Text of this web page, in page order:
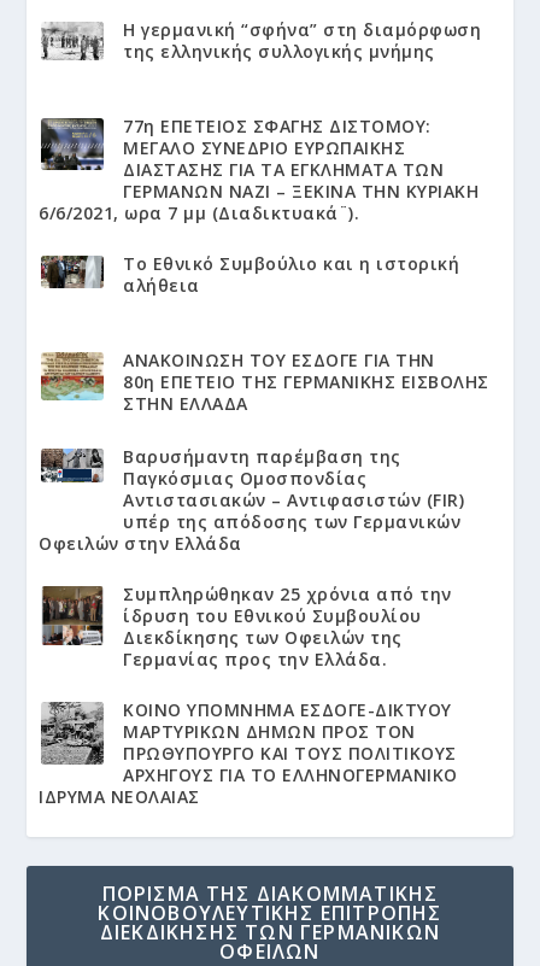
Η γερμανική “σφήνα” στη διαμόρφωση
της ελληνικής συλλογικής μνήμης
77η ΕΠΕΤΕΙΟΣ ΣΦΑΓΗΣ ΔΙΣΤΟΜΟΥ:
ΜΕΓΑΛΟ ΣΥΝΕΔΡΙΟ ΕΥΡΩΠΑΙΚΗΣ
ΔΙΑΣΤΑΣΗΣ ΓΙΑ ΤΑ ΕΓΚΛΗΜΑΤΑ ΤΩΝ
ΓΕΡΜΑΝΩΝ ΝΑΖΙ – ΞΕΚΙΝΑ ΤΗΝ ΚΥΡΙΑΚΗ
6/6/2021, ωρα 7 μμ (Διαδικτυακά¨).
Το Εθνικό Συμβούλιο και η ιστορική
αλήθεια
ΑΝΑΚΟΙΝΩΣΗ ΤΟΥ ΕΣΔΟΓΕ ΓΙΑ ΤΗΝ
80η ΕΠΕΤΕΙΟ ΤΗΣ ΓΕΡΜΑΝΙΚΗΣ ΕΙΣΒΟΛΗΣ
ΣΤΗΝ ΕΛΛΑΔΑ
Βαρυσήμαντη παρέμβαση της
Παγκόσμιας Ομοσπονδίας
Αντιστασιακών – Αντιφασιστών (FIR)
υπέρ της απόδοσης των Γερμανικών
Οφειλών στην Ελλάδα
Συμπληρώθηκαν 25 χρόνια από την
ίδρυση του Εθνικού Συμβουλίου
Διεκδίκησης των Οφειλών της
Γερμανίας προς την Ελλάδα.
KΟΙΝΟ ΥΠΟΜΝΗΜΑ ΕΣΔΟΓΕ-ΔΙΚΤΥΟΥ
ΜΑΡΤΥΡΙΚΩΝ ΔΗΜΩΝ ΠΡΟΣ ΤΟΝ
ΠΡΩΘΥΠΟΥΡΓΟ ΚΑΙ ΤΟΥΣ ΠΟΛΙΤΙΚΟΥΣ
ΑΡΧΗΓΟΥΣ ΓΙΑ ΤΟ ΕΛΛΗΝΟΓΕΡΜΑΝΙΚΟ
ΙΔΡΥΜΑ ΝΕΟΛΑΙΑΣ
ΠΟΡΙΣΜΑ ΤΗΣ ΔΙΑΚΟΜΜΑΤΙΚΗΣ
ΚΟΙΝΟΒΟΥΛΕΥΤΙΚΗΣ ΕΠΙΤΡΟΠΗΣ
ΔΙΕΚΔΙΚΗΣΗΣ ΤΩΝ ΓΕΡΜΑΝΙΚΩΝ
ΟΦΕΙΛΩΝ